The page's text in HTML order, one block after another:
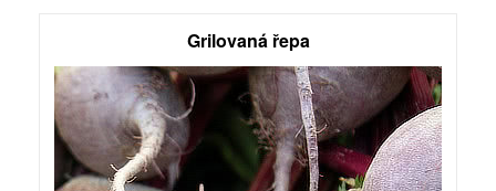
Grilovaná řepa